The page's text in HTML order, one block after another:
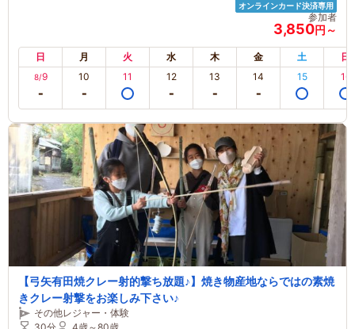
オンラインカード決済専用
参加者
3,850円～
日 月 火 水 木 金 土 日
8/9 10 11 12 13 14 15 16
【弓矢有田焼クレー射的撃ち放題♪】焼き物産地ならではの素焼
きクレー射撃をお楽しみ下さい♪
その他レジャー・体験